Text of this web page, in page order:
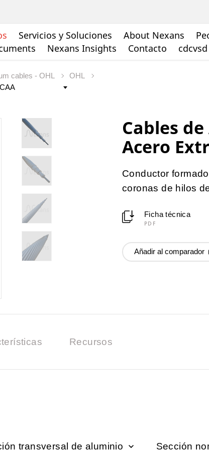
Servicios y Soluciones About Nexans
Nexans Insights Contacto cdcvsd
cables - OHL OHL
Cables
Acero
Conductor
coronas de hilos
Ficha técnica
PDF
Añadir al comparador
Recursos
transversal de aluminio Sección